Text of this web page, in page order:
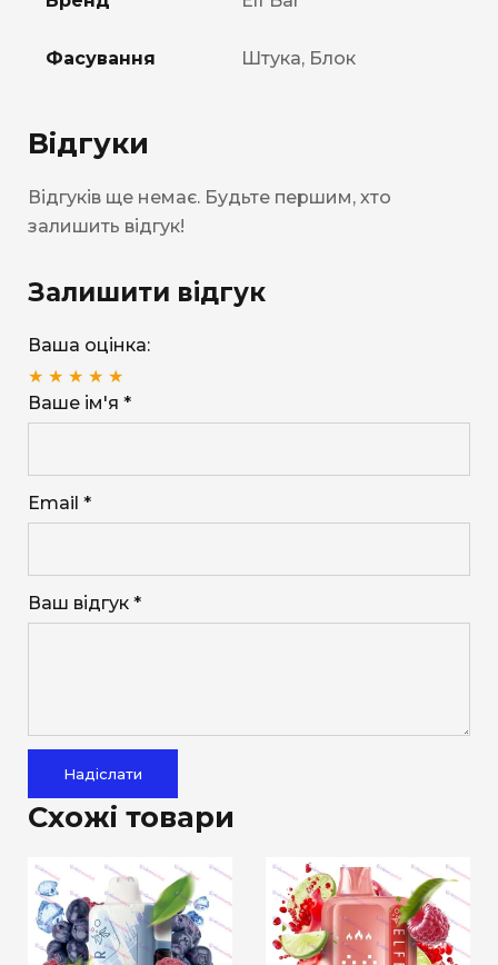
Фасування Штука, Блок
Відгуки
Відгуків ще немає. Будьте першим, хто
залишить відгук!
Залишити відгук
Ваша оцінка:
★ ★ ★ ★ ★
Ваше ім'я *
Email *
Ваш відгук *
Надіслати
Схожі товари